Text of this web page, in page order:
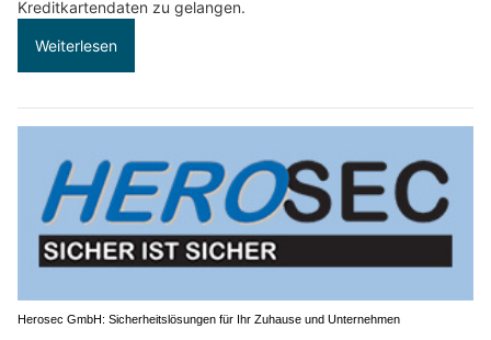
Kreditkartendaten zu gelangen.
Weiterlesen
Herosec GmbH: Sicherheitslösungen für Ihr Zuhause und Unternehmen